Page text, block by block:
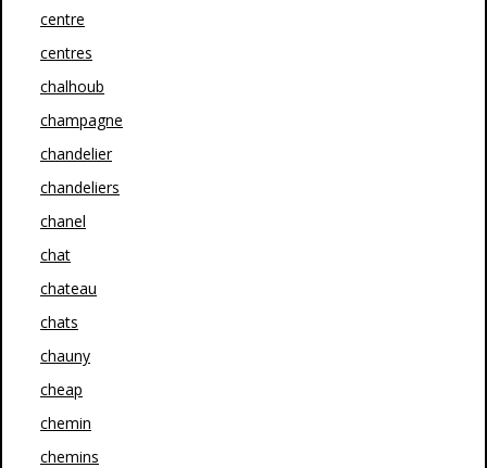
centre
centres
chalhoub
champagne
chandelier
chandeliers
chanel
chat
chateau
chats
chauny
cheap
chemin
chemins